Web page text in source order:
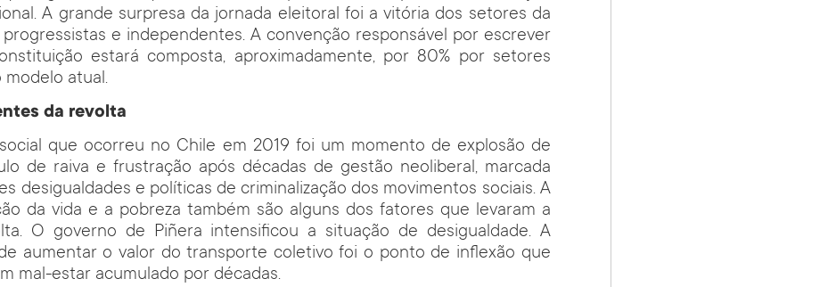
A grande surpresa da jornada eleitoral foi a vitória dos setores da
progressistas e independentes. A convenção responsável por escrever
estará composta, aproximadamente, por 80% por setores
modelo atual.
da revolta
que ocorreu no Chile em 2019 foi um momento de explosão de
de raiva e frustração após décadas de gestão neoliberal, marcada
desigualdades e políticas de criminalização dos movimentos sociais. A
da vida e a pobreza também são alguns dos fatores que levaram a
O governo de Piñera intensificou a situação de desigualdade. A
aumentar o valor do transporte coletivo foi o ponto de inflexão que
mal-estar acumulado por décadas.